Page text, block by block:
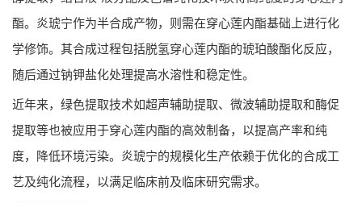
酯。炎琥宁作为半合成产物，则需在穿心莲内酯基础上进行化
学修饰。其合成过程包括脱氢穿心莲内酯的琥珀酸酯化反应，
随后通过钠钾盐化处理提高水溶性和稳定性。
近年来，绿色提取技术如超声辅助提取、微波辅助提取和酶促
提取等也被应用于穿心莲内酯的高效制备，以提高产率和纯
度，降低环境污染。炎琥宁的规模化生产依赖于优化的合成工
艺及纯化流程，以满足临床前及临床研究需求。